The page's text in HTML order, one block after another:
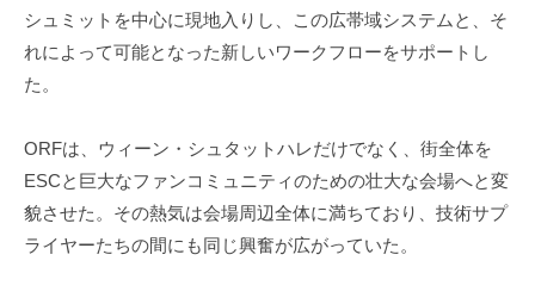
シュミットを中心に現地入りし、この広帯域システムと、そ
れによって可能となった新しいワークフローをサポートし
た。
ORFは、ウィーン・シュタットハレだけでなく、街全体を
ESCと巨大なファンコミュニティのための壮大な会場へと変
貌させた。その熱気は会場周辺全体に満ちており、技術サプ
ライヤーたちの間にも同じ興奮が広がっていた。